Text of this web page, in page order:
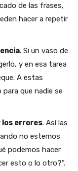
de las frases,
hacer a repetir
. Si un vaso de
y en esa tarea
A estas
para que nadie se
los errores. Así las
no estemos
podemos hacer
esto o lo otro?”.